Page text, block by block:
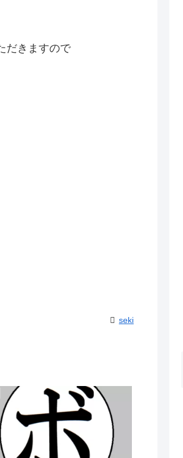
だきますので
seki